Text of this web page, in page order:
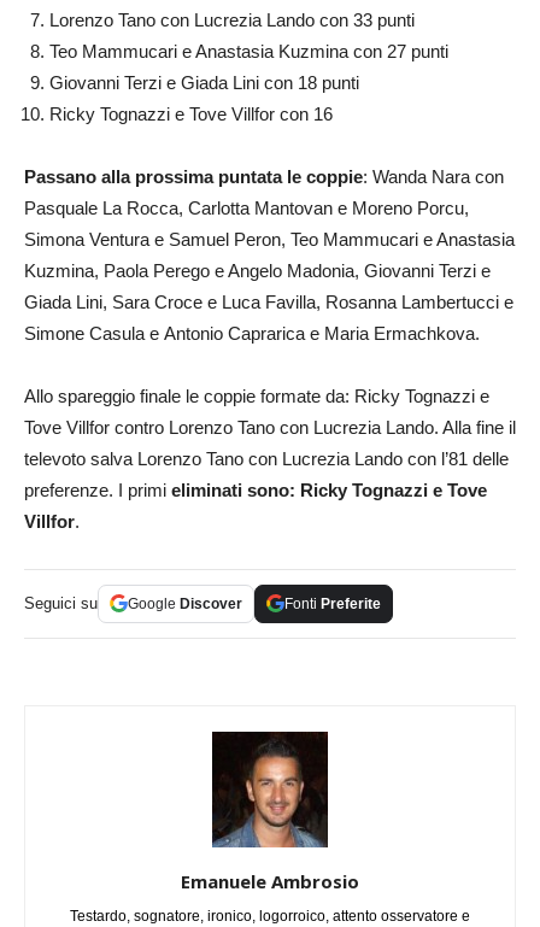
Lorenzo Tano con Lucrezia Lando con 33 punti
Teo Mammucari e Anastasia Kuzmina con 27 punti
Giovanni Terzi e Giada Lini con 18 punti
Ricky Tognazzi e Tove Villfor con 16
Passano alla prossima puntata le coppie: Wanda Nara con
Pasquale La Rocca, Carlotta Mantovan e Moreno Porcu,
Simona Ventura e Samuel Peron, Teo Mammucari e Anastasia
Kuzmina, Paola Perego e Angelo Madonia, Giovanni Terzi e
Giada Lini, Sara Croce e Luca Favilla, Rosanna Lambertucci e
Simone Casula e Antonio Caprarica e Maria Ermachkova.
Allo spareggio finale le coppie formate da: Ricky Tognazzi e
Tove Villfor contro Lorenzo Tano con Lucrezia Lando. Alla fine il
televoto salva Lorenzo Tano con Lucrezia Lando con l’81 delle
preferenze. I primi eliminati sono: Ricky Tognazzi e Tove
Villfor.
Seguici su Google Discover Fonti Preferite
Emanuele Ambrosio
Testardo, sognatore, ironico, logorroico, attento osservatore e